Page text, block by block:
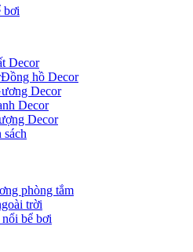
bơi
Decor
Đồng hồ Decor
Decor
Decor
Decor
sách
phòng tắm
trời
bể bơi